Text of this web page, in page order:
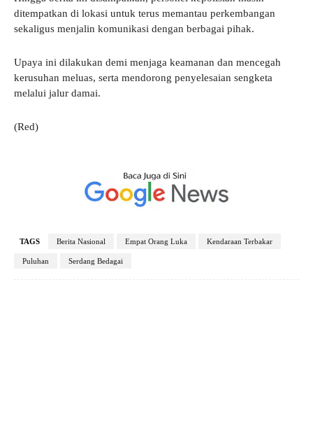
ditempatkan di lokasi untuk terus memantau perkembangan
sekaligus menjalin komunikasi dengan berbagai pihak.
Upaya ini dilakukan demi menjaga keamanan dan mencegah
kerusuhan meluas, serta mendorong penyelesaian sengketa
melalui jalur damai.
(Red)
TAGS Berita Nasional Empat Orang Luka Kendaraan Terbakar
Puluhan Serdang Bedagai